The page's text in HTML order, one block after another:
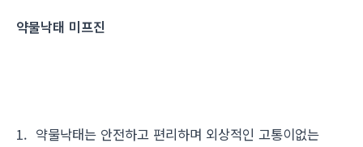
약물낙태 미프진
1. 약물낙태는 안전하고 편리하며 외상적인 고통이없는